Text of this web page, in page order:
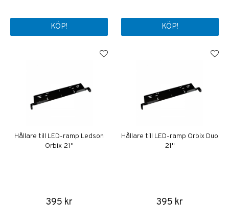
KÖP! KÖP!
Hållare till LED-ramp Ledson
Orbix 21"
395 kr
Hållare till LED-ramp Orbix Duo
21"
395 kr